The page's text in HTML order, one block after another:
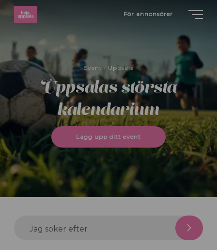
För annonsörer
Event i Uppsala
Uppsalas största
kalendarium
Lägg upp ditt event
Jag söker efter